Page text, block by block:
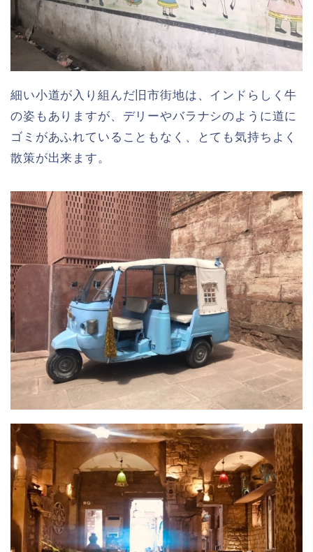
細い小道が入り組んだ旧市街地は、インドらしく牛
の姿もありますが、デリーやバラナシのように道に
ゴミがあふれていることもなく、とても気持ちよく
散策が出来ます。